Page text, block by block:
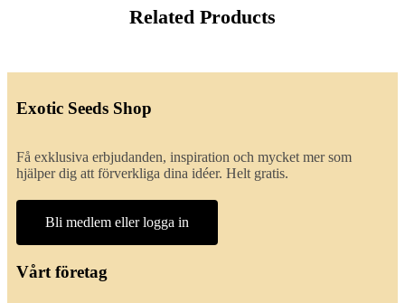
Related Products
Exotic Seeds Shop
Få exklusiva erbjudanden, inspiration och mycket mer som
hjälper dig att förverkliga dina idéer. Helt gratis.
Bli medlem eller logga in
Vårt företag